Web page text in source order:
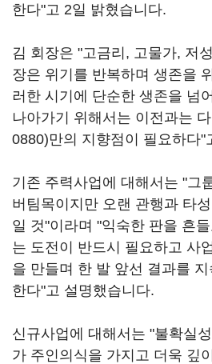
한다"고 2일 밝혔습니다.
김 회장은 "고금리, 고물가, 저
장은 위기를 반복하며 생존을
러한 시기에 단순한 생존을 넘
나아가기 위해서는 이전과는
0880)만의 지향점이 필요하다"
기존 주력사업에 대해서는 "그
버팀목이지만 오랜 관행과 타
일 것"이라며 "익숙한 판을 흔
는 도전이 반드시 필요하고 사
을 만들며 한 발 앞선 결과를
한다"고 설명했습니다.
신규사업에 대해서는 "불확실
가 주인의식을 가지고 더욱 깊